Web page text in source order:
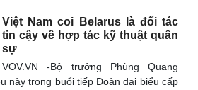
Việt Nam coi Belarus là đối tác
tin cậy về hợp tác kỹ thuật quân
sự
VOV.VN -Bộ trưởng Phùng Quang
này trong buổi tiếp Đoàn đại biểu cấp